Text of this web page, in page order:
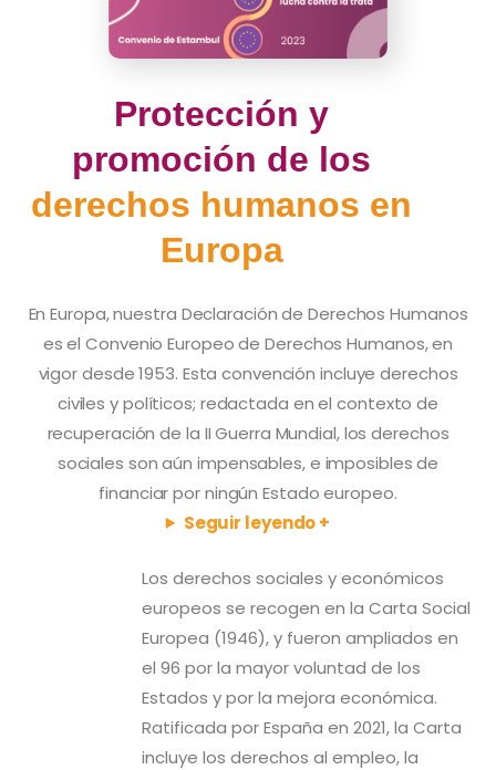
Protección y
promoción de los
derechos humanos en
Europa
En Europa, nuestra Declaración de Derechos Humanos
es el Convenio Europeo de Derechos Humanos, en
vigor desde 1953. Esta convención incluye derechos
civiles y políticos; redactada en el contexto de
recuperación de la II Guerra Mundial, los derechos
sociales son aún impensables, e imposibles de
financiar por ningún Estado europeo.
Seguir leyendo +
Los derechos sociales y económicos
europeos se recogen en la Carta Social
Europea (1946), y fueron ampliados en
el 96 por la mayor voluntad de los
Estados y por la mejora económica.
Ratificada por España en 2021, la Carta
incluye los derechos al empleo, la